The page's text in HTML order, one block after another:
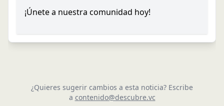
¡Únete a nuestra comunidad hoy!
¿Quieres sugerir cambios a esta noticia? Escribe
a contenido@descubre.vc